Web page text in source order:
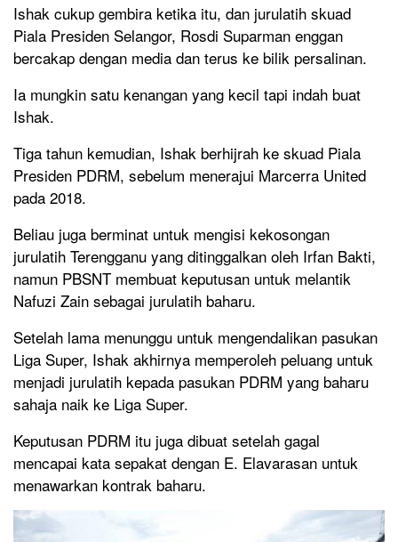
Ishak cukup gembira ketika itu, dan jurulatih skuad
Piala Presiden Selangor, Rosdi Suparman enggan
bercakap dengan media dan terus ke bilik persalinan.
Ia mungkin satu kenangan yang kecil tapi indah buat
Ishak.
Tiga tahun kemudian, Ishak berhijrah ke skuad Piala
Presiden PDRM, sebelum menerajui Marcerra United
pada 2018.
Beliau juga berminat untuk mengisi kekosongan
jurulatih Terengganu yang ditinggalkan oleh Irfan Bakti,
namun PBSNT membuat keputusan untuk melantik
Nafuzi Zain sebagai jurulatih baharu.
Setelah lama menunggu untuk mengendalikan pasukan
Liga Super, Ishak akhirnya memperoleh peluang untuk
menjadi jurulatih kepada pasukan PDRM yang baharu
sahaja naik ke Liga Super.
Keputusan PDRM itu juga dibuat setelah gagal
mencapai kata sepakat dengan E. Elavarasan untuk
menawarkan kontrak baharu.